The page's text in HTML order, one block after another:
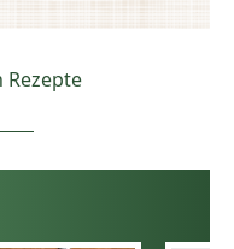
Rezepte